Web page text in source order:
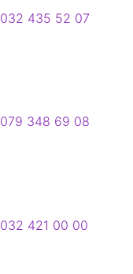
032 435 52 07
079 348 69 08
032 421 00 00